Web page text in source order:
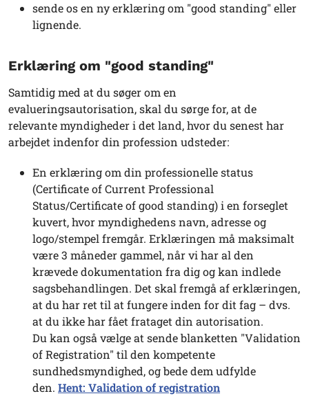
sende os en ny erklæring om "good standing" eller
lignende.
Erklæring om "good standing"
Samtidig med at du søger om en
evalueringsautorisation, skal du sørge for, at de
relevante myndigheder i det land, hvor du senest har
arbejdet indenfor din profession udsteder:
En erklæring om din professionelle status
(Certificate of Current Professional
Status/Certificate of good standing) i en forseglet
kuvert, hvor myndighedens navn, adresse og
logo/stempel fremgår. Erklæringen må maksimalt
være 3 måneder gammel, når vi har al den
krævede dokumentation fra dig og kan indlede
sagsbehandlingen. Det skal fremgå af erklæringen,
at du har ret til at fungere inden for dit fag – dvs.
at du ikke har fået frataget din autorisation.
Du kan også vælge at sende blanketten "Validation
of Registration" til den kompetente
sundhedsmyndighed, og bede dem udfylde
den. Hent: Validation of registration